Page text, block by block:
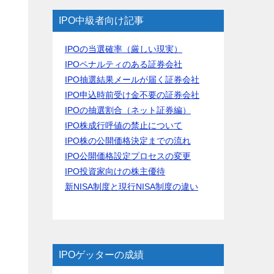
IPO中級者向け記事
IPOの当選確率（厳しい現実）
IPOペナルティのある証券会社
IPO抽選結果メールが届く証券会社
IPO申込時前受け金不要の証券会社
IPOの抽選割合（ネット証券編）
IPO株成行呼値の禁止について
IPO株の公開価格決定までの流れ
IPO公開価格設定プロセスの変更
IPO投資家向けの株主優待
新NISA制度と現行NISA制度の違い
IPOゲッターの成績